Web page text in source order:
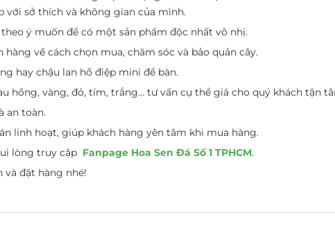
với sở thích và không gian của mình.
ý muốn để có một sản phẩm độc nhất vô nhị.
về cách chọn mua, chăm sóc và bảo quản cây.
hay chậu lan hồ điệp mini để bàn.
hồng, vàng, đỏ, tím, trắng… tư vấn cụ thể giá cho quý khách tận
an toàn.
linh hoạt, giúp khách hàng yên tâm khi mua hàng.
lòng truy cập Fanpage Hoa Sen Đá Số 1 TPHCM.
và đặt hàng nhé!